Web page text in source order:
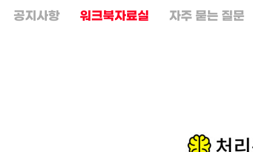
공지사항 워크북자료실 자주 묻는 질문